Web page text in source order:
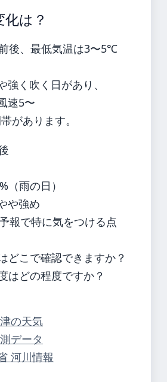
は？
後、最低気温は3〜5℃
強く吹く日があり、
速5〜
があります。
（雨の日）
や強め
報で特に気をつける点
どこで確認できますか？
はどの程度ですか？
の天気
データ
河川情報